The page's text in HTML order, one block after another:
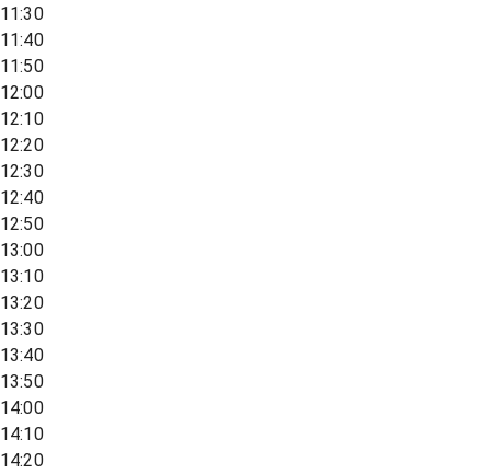
11:30
11:40
11:50
12:00
12:10
12:20
12:30
12:40
12:50
13:00
13:10
13:20
13:30
13:40
13:50
14:00
14:10
14:20